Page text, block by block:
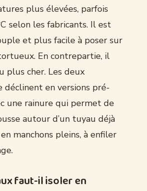
plus élevées, parfois
selon les fabricants. Il est
et plus facile à poser sur
En contrepartie, il
plus cher. Les deux
déclinent en versions pré-
une rainure qui permet de
autour d’un tuyau déjà
manchons pleins, à enfiler
faut-il isoler en